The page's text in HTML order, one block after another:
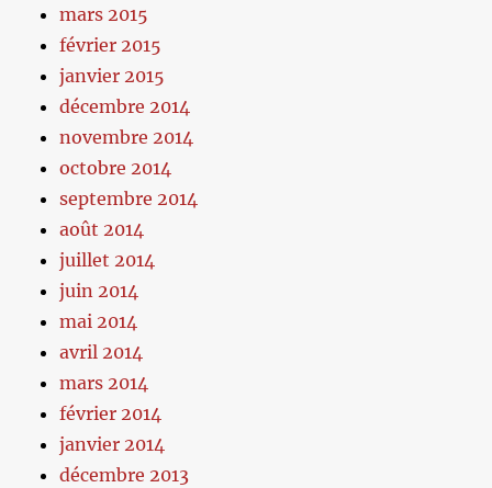
mars 2015
février 2015
janvier 2015
décembre 2014
novembre 2014
octobre 2014
septembre 2014
août 2014
juillet 2014
juin 2014
mai 2014
avril 2014
mars 2014
février 2014
janvier 2014
décembre 2013